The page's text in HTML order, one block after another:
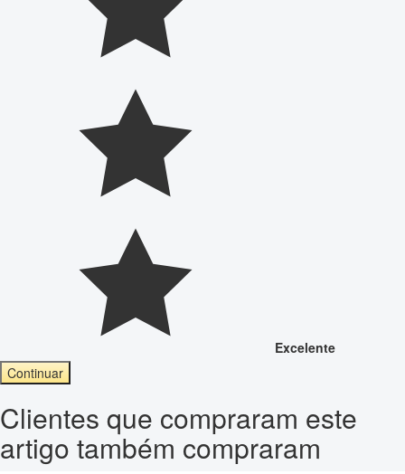
Excelente
Continuar
Clientes que compraram este
artigo também compraram